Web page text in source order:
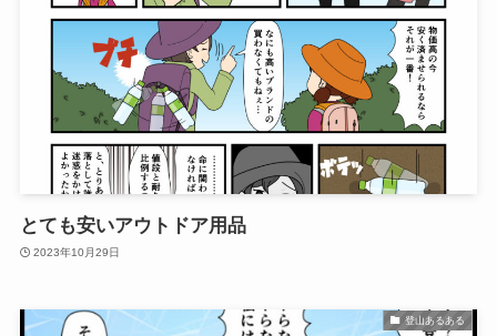
とても安いアウトドア用品
2023年10月29日
登山あるある